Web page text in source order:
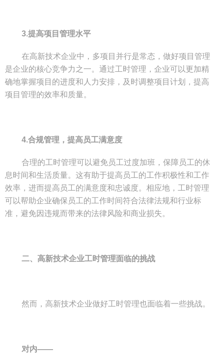
3.提高项目管理水平
在高新技术企业中，多项目并行是常态，做好项目管理
是企业的核心竞争力之一。通过工时管理，企业可以更加精
确地掌握项目的进度和人力安排，及时调整项目计划，提高
项目管理的效率和质量。
4.合规管理，提高员工满意度
合理的工时管理可以避免员工过度加班，保障员工的休
息时间和生活质量。这有助于提高员工的工作积极性和工作
效率，进而提高员工的满意度和忠诚度。相应地，工时管理
可以帮助企业确保员工的工作时间符合法律法规和行业标
准，避免因违规而带来的法律风险和商业损失。
二、高新技术企业工时管理面临的挑战
然而，高新技术企业做好工时管理也面临着一些挑战。
对内——